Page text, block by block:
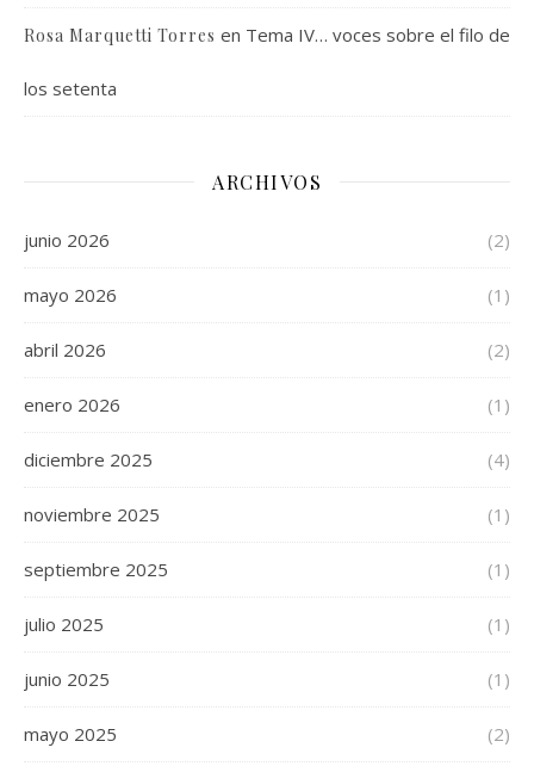
Rosa Marquetti Torres en Tema IV… voces sobre el filo de
los setenta
ARCHIVOS
junio 2026 (2)
mayo 2026 (1)
abril 2026 (2)
enero 2026 (1)
diciembre 2025 (4)
noviembre 2025 (1)
septiembre 2025 (1)
julio 2025 (1)
junio 2025 (1)
mayo 2025 (2)